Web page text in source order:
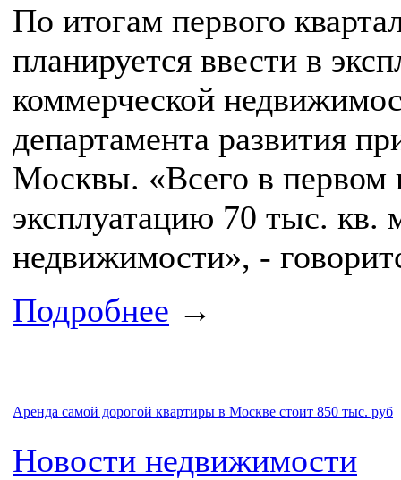
По итогам первого
планируется ввести в
коммерческой
департамента развития
Москвы. «Всего в первом
эксплуатацию 70 тыс. кв.
недвижимости», -
Подробнее →
Аренда самой дорогой квартиры в Москве стоит 850 тыс. руб
Новости недвижимости